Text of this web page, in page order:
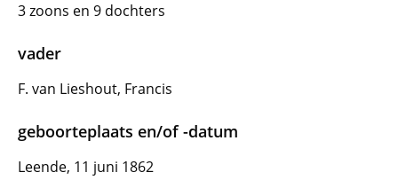
3 zoons en 9 dochters
vader
F. van Lieshout, Francis
geboorteplaats en/of -datum
Leende, 11 juni 1862